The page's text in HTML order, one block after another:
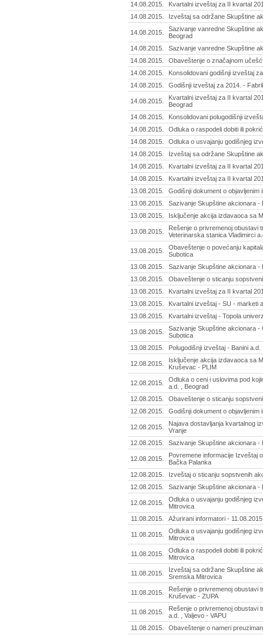
14.08.2015.
Kvartalni izveštaj za II kvartal
14.08.2015.
Izveštaj sa održane Skupštine
14.08.2015.
Sazivanje vanredne Skupštine
Beograd
14.08.2015.
Sazivanje vanredne Skupštine
14.08.2015.
Obaveštenje o značajnom
14.08.2015.
Konsolidovani godišnji izveštaj
14.08.2015.
Godišnji izveštaj za 2014. -
14.08.2015.
Kvartalni izveštaj za II kvartal
Beograd
14.08.2015.
Konsolidovani polugodišnji
14.08.2015.
Odluka o raspodeli dobiti ili
14.08.2015.
Odluka o usvajanju godišnjeg
14.08.2015.
Izveštaj sa održane Skupštine
14.08.2015.
Kvartalni izveštaj za II kvartal
14.08.2015.
Kvartalni izveštaj za II kvartal
13.08.2015.
Godišnji dokument o
13.08.2015.
Sazivanje Skupštine akcionara -
13.08.2015.
Isključenje akcija izdavaoca sa
13.08.2015.
Rešenje o privremenoj obustavi
Veterinarska stanica Vladimirci
13.08.2015.
Obaveštenje o povećanju
Subotica
13.08.2015.
Sazivanje Skupštine akcionara -
13.08.2015.
Obaveštenje o sticanju
13.08.2015.
Kvartalni izveštaj za II kvartal
13.08.2015.
Kvartalni izveštaj - SU - marketi
13.08.2015.
Kvartalni izveštaj - Topola
13.08.2015.
Sazivanje Skupštine akcionara
Subotica
13.08.2015.
Polugodišnji izveštaj - Banini a.d.
12.08.2015.
Isključenje akcija izdavaoca sa
Kruševac - PLIM
12.08.2015.
Odluka o ceni i uslovima pod
a.d. , Beograd
12.08.2015.
Obaveštenje o sticanju
12.08.2015.
Godišnji dokument o
12.08.2015.
Najava dostavljanja kvartalnog
Vranje
12.08.2015.
Sazivanje Skupštine akcionara -
12.08.2015.
Povremene informacije Izveštaj
Bačka Palanka
12.08.2015.
Izveštaj o sticanju sopstvenih
12.08.2015.
Sazivanje Skupštine akcionara -
12.08.2015.
Odluka o usvajanju godišnjeg
Mitrovica
11.08.2015.
Ažurirani informatori - 11.08.2015
11.08.2015.
Odluka o usvajanju godišnjeg
Mitrovica
11.08.2015.
Odluka o raspodeli dobiti ili
Mitrovica
11.08.2015.
Izveštaj sa održane Skupštine
Sremska Mitrovica
11.08.2015.
Rešenje o privremenoj obustavi
Kruševac - ZUPA
11.08.2015.
Rešenje o privremenoj obustavi
a.d. , Valjevo - VAPU
11.08.2015.
Obaveštenje o nameri